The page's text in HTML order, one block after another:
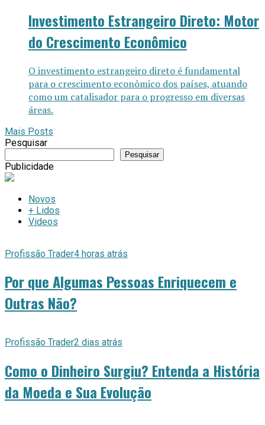
Investimento Estrangeiro Direto: Motor
do Crescimento Econômico
O investimento estrangeiro direto é fundamental
para o crescimento econômico dos países, atuando
como um catalisador para o progresso em diversas
áreas.
Mais Posts
Pesquisar
Pesquisar
Publicidade
Novos
+ Lidos
Videos
Profissão Trader4 horas atrás
Por que Algumas Pessoas Enriquecem e
Outras Não?
Profissão Trader2 dias atrás
Como o Dinheiro Surgiu? Entenda a História
da Moeda e Sua Evolução